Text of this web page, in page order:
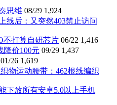
思维 08/29 1,924
线后：又突然403禁止访问
不打算自研芯片 06/22 1,416
降价100元 09/29 1,437
01/26 1,619
物运动腰带：462根线编织
下放所有安卓5.0以上手机